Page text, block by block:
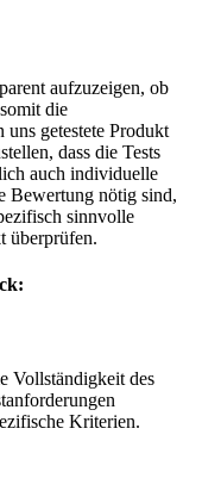
aufzuzeigen, ob
die
getestete Produkt
dass die Tests
auch individuelle
Bewertung nötig sind,
sinnvolle
überprüfen.
Vollständigkeit des
Kriterien.